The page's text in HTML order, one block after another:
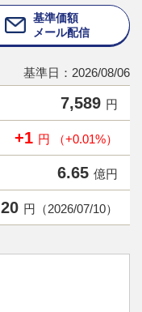
基準価額
メール配信
基準日：2026/08/06
7,589 円
+1 円 （+0.01%）
6.65 億円
20 円（2026/07/10）